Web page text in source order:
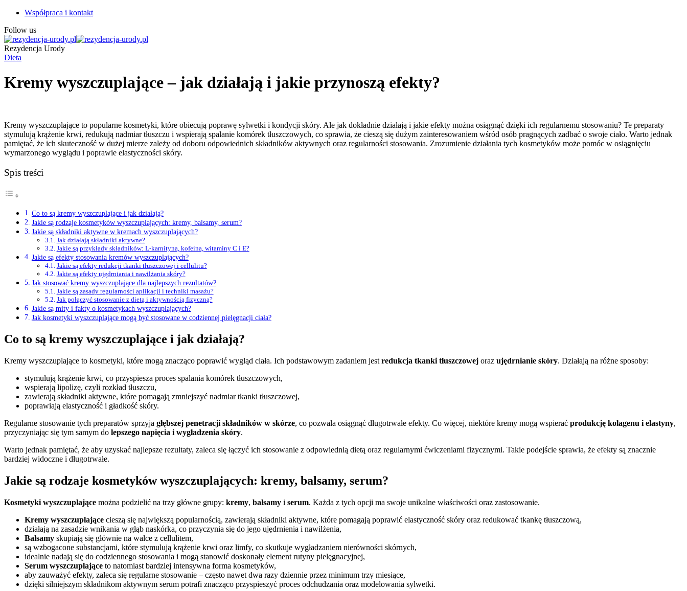
Współpraca i kontakt
Follow us
Rezydencja Urody
Dieta
Kremy wyszczuplające – jak działają i jakie przynoszą efekty?
Kremy wyszczuplające to popularne kosmetyki, które obiecują poprawę sylwetki i kondycji skóry. Ale jak dokładnie działają i jakie efekty można osiągnąć dzięki ich regularnemu stosowaniu? Te preparaty
stymulują krążenie krwi, redukują nadmiar tłuszczu i wspierają spalanie komórek tłuszczowych, co sprawia, że cieszą się dużym zainteresowaniem wśród osób pragnących zadbać o swoje ciało. Warto jednak
pamiętać, że ich skuteczność w dużej mierze zależy od doboru odpowiednich składników aktywnych oraz regularności stosowania. Zrozumienie działania tych kosmetyków może pomóc w osiągnięciu
wymarzonego wyglądu i poprawie elastyczności skóry.
Spis treści
Co to są kremy wyszczuplające i jak działają?
Jakie są rodzaje kosmetyków wyszczuplających: kremy, balsamy, serum?
Jakie są składniki aktywne w kremach wyszczuplających?
Jak działają składniki aktywne?
Jakie są przykłady składników: L-karnityna, kofeina, witaminy C i E?
Jakie są efekty stosowania kremów wyszczuplających?
Jakie są efekty redukcji tkanki tłuszczowej i cellulitu?
Jakie są efekty ujędrniania i nawilżania skóry?
Jak stosować kremy wyszczuplające dla najlepszych rezultatów?
Jakie są zasady regularności aplikacji i techniki masażu?
Jak połączyć stosowanie z dietą i aktywnością fizyczną?
Jakie są mity i fakty o kosmetykach wyszczuplających?
Jak kosmetyki wyszczuplające mogą być stosowane w codziennej pielęgnacji ciała?
Co to są kremy wyszczuplające i jak działają?
Kremy wyszczuplające to kosmetyki, które mogą znacząco poprawić wygląd ciała. Ich podstawowym zadaniem jest redukcja tkanki tłuszczowej oraz ujędrnianie skóry. Działają na różne sposoby:
stymulują krążenie krwi, co przyspiesza proces spalania komórek tłuszczowych,
wspierają lipolizę, czyli rozkład tłuszczu,
zawierają składniki aktywne, które pomagają zmniejszyć nadmiar tkanki tłuszczowej,
poprawiają elastyczność i gładkość skóry.
Regularne stosowanie tych preparatów sprzyja głębszej penetracji składników w skórze, co pozwala osiągnąć długotrwałe efekty. Co więcej, niektóre kremy mogą wspierać produkcję kolagenu i elastyny,
przyczyniając się tym samym do lepszego napięcia i wygładzenia skóry.
Warto jednak pamiętać, że aby uzyskać najlepsze rezultaty, zaleca się łączyć ich stosowanie z odpowiednią dietą oraz regularnymi ćwiczeniami fizycznymi. Takie podejście sprawia, że efekty są znacznie
bardziej widoczne i długotrwałe.
Jakie są rodzaje kosmetyków wyszczuplających: kremy, balsamy, serum?
Kosmetyki wyszczuplające można podzielić na trzy główne grupy: kremy, balsamy i serum. Każda z tych opcji ma swoje unikalne właściwości oraz zastosowanie.
Kremy wyszczuplające cieszą się największą popularnością, zawierają składniki aktywne, które pomagają poprawić elastyczność skóry oraz redukować tkankę tłuszczową,
działają na zasadzie wnikania w głąb naskórka, co przyczynia się do jego ujędrnienia i nawilżenia,
Balsamy skupiają się głównie na walce z cellulitem,
są wzbogacone substancjami, które stymulują krążenie krwi oraz limfy, co skutkuje wygładzaniem nierówności skórnych,
idealnie nadają się do codziennego stosowania i mogą stanowić doskonały element rutyny pielęgnacyjnej,
Serum wyszczuplające to natomiast bardziej intensywna forma kosmetyków,
aby zauważyć efekty, zaleca się regularne stosowanie – często nawet dwa razy dziennie przez minimum trzy miesiące,
dzięki silniejszym składnikom aktywnym serum potrafi znacząco przyspieszyć proces odchudzania oraz modelowania sylwetki.